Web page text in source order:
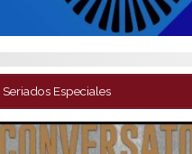
Seriados Especiales